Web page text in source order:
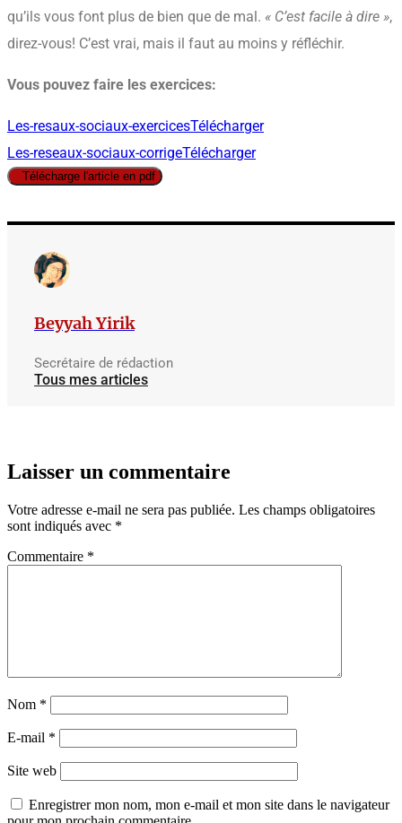
qu’ils vous font plus de bien que de mal. « C’est facile à dire »,
direz-vous! C’est vrai, mais il faut au moins y réfléchir.
Vous pouvez faire les exercices:
Les-resaux-sociaux-exercicesTélécharger
Les-reseaux-sociaux-corrigeTélécharger
Télécharge l'article en pdf
Beyyah Yirik
Secrétaire de rédaction
Tous mes articles
Laisser un commentaire
Votre adresse e-mail ne sera pas publiée. Les champs obligatoires
sont indiqués avec *
Commentaire *
Nom *
E-mail *
Site web
Enregistrer mon nom, mon e-mail et mon site dans le navigateur